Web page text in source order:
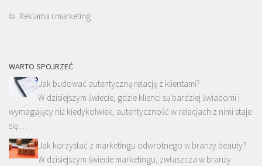
Reklama i marketing
WARTO SPOJRZEĆ
Jak budować autentyczną relację z klientami?
W dzisiejszym świecie, gdzie klienci są bardziej świadomi i
wymagający niż kiedykolwiek, autentyczność w relacjach z nimi staje
się …
Jak korzystać z marketingu odwrotnego w branży beauty?
W dzisiejszym świecie marketingu, zwłaszcza w branży